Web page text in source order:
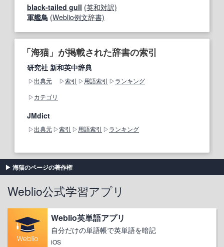
black‐tailed gull (英和対訳)
軍艦鳥 (Weblio例文辞書)
「海猫」が掲載された辞書の索引
研究社 新和英中辞典
出典元 索引 用語索引
ランキング
カテゴリ
JMdict
出典元 索引 用語索引 ランキング
海猫のページの著作権
Weblio公式学習アプリ
Weblio英単語アプリ
自分だけの単語帳で英単語を暗記
iOS